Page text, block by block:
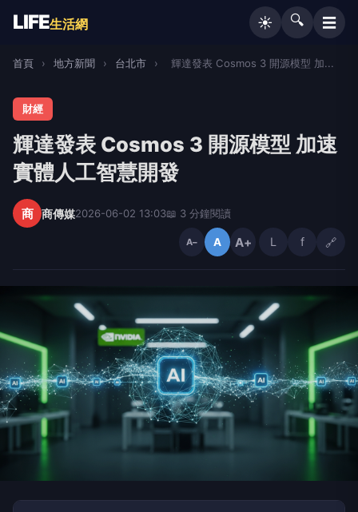
LIFE生活網 ☀️ 🔍 ☰
首頁 › 地方新聞 › 台北市 › 輝達發表 Cosmos 3 開源模型 加...
財經
輝達發表 Cosmos 3 開源模型 加速
實體人工智慧開發
商 商傳媒2026-06-02 13:03📖 3 分鐘閱讀
A− A A+ L f 🔗